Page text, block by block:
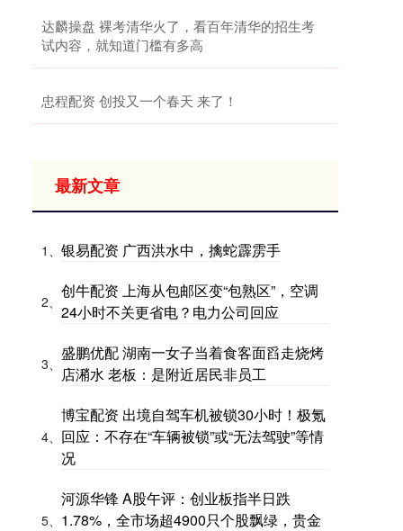
达麟操盘 裸考清华火了，看百年清华的招生考
试内容，就知道门槛有多高
忠程配资 创投又一个春天 来了！
最新文章
1、 银易配资 广西洪水中，擒蛇霹雳手
2、
创牛配资 上海从包邮区变“包熟区”，空调
24小时不关更省电？电力公司回应
3、
盛鹏优配 湖南一女子当着食客面舀走烧烤
店潲水 老板：是附近居民非员工
4、
博宝配资 出境自驾车机被锁30小时！极氪
回应：不存在“车辆被锁”或“无法驾驶”等情
况
5、
河源华锋 A股午评：创业板指半日跌
1.78%，全市场超4900只个股飘绿，贵金